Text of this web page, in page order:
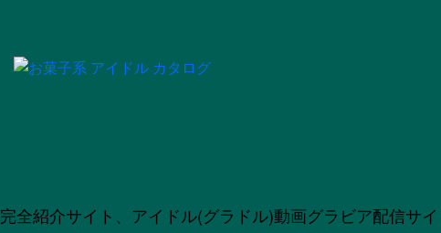
全紹介サイト、アイドル(グラドル)動画グラビア配信サ